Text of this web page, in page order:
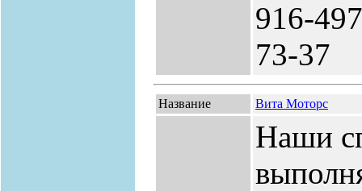
916-
73-37
Название Вита Моторс
Наши